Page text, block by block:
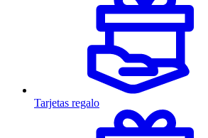
Tarjetas regalo